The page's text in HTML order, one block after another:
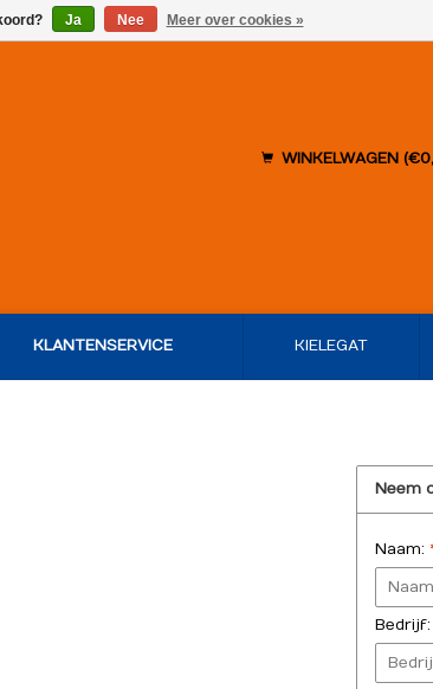
WINKELWAGEN
KLANTENSERVICE KIELEGAT
Neem
Naam:
Bedrijf:
Ja Nee Meer over cookies »